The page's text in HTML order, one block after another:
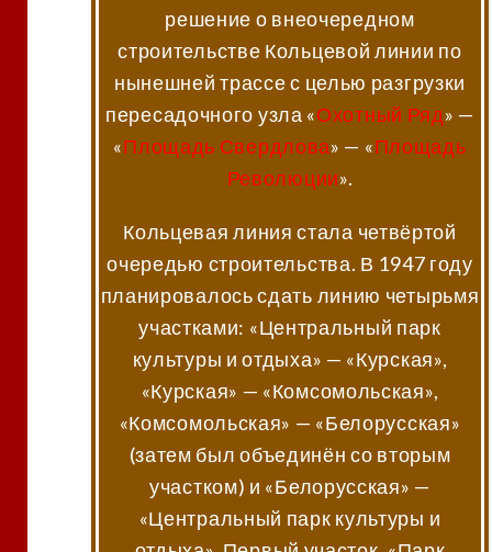
решение о внеочередном
строительстве Кольцевой линии по
нынешней трассе с целью разгрузки
пересадочного узла «Охотный Ряд» —
«Площадь Свердлова» — «Площадь
Революции».
Кольцевая линия стала четвёртой
очередью строительства. В 1947 году
планировалось сдать линию четырьмя
участками: «Центральный парк
культуры и отдыха» — «Курская»,
«Курская» — «Комсомольская»,
«Комсомольская» — «Белорусская»
(затем был объединён со вторым
участком) и «Белорусская» —
«Центральный парк культуры и